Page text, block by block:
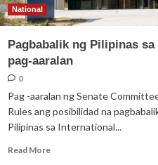
National
Pagbabalik ng Pilipinas sa
pag-aaralan
0
Pag -aaralan ng Senate
Rules ang posibilidad na
Pilipinas sa International...
Read MoreRead